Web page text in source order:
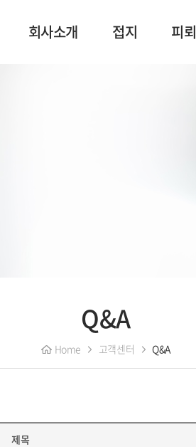
회사소개 접지 피뢰
Q&A
Home 고객센터 Q&A
제목